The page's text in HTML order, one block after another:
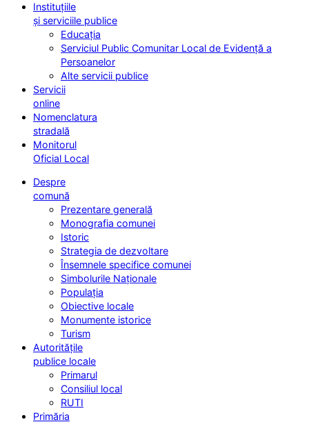
Instituțiile
și serviciile publice
Educația
Serviciul Public Comunitar Local de Evidență a
Persoanelor
Alte servicii publice
Servicii
online
Nomenclatura
stradală
Monitorul
Oficial Local
Despre
comună
Prezentare generală
Monografia comunei
Istoric
Strategia de dezvoltare
Însemnele specifice comunei
Simbolurile Naționale
Populația
Obiective locale
Monumente istorice
Turism
Autoritățile
publice locale
Primarul
Consiliul local
RUTI
Primăria